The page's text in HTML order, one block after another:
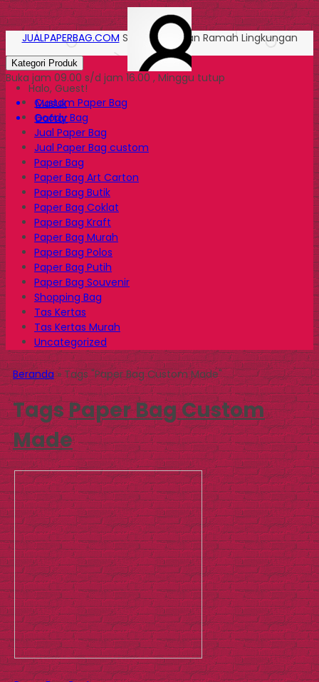
Halo, Guest!
Masuk
Daftar
JUALPAPERBAG.COM Solusi Kemasan Ramah Lingkungan
Kategori Produk
Buka jam 09.00 s/d jam 16.00 , Minggu tutup
Custom Paper Bag
Goody Bag
Jual Paper Bag
Jual Paper Bag custom
Paper Bag
Paper Bag Art Carton
Paper Bag Butik
Paper Bag Coklat
Paper Bag Kraft
Paper Bag Murah
Paper Bag Polos
Paper Bag Putih
Paper Bag Souvenir
Shopping Bag
Tas Kertas
Tas Kertas Murah
Uncategorized
Beranda»Tags "Paper Bag Custom Made"
TagsPaper Bag Custom
Made